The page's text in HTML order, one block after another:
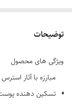
توضیحات
ویژگی های محصول
مبارزه با آثار استرس
تسکین دهنده